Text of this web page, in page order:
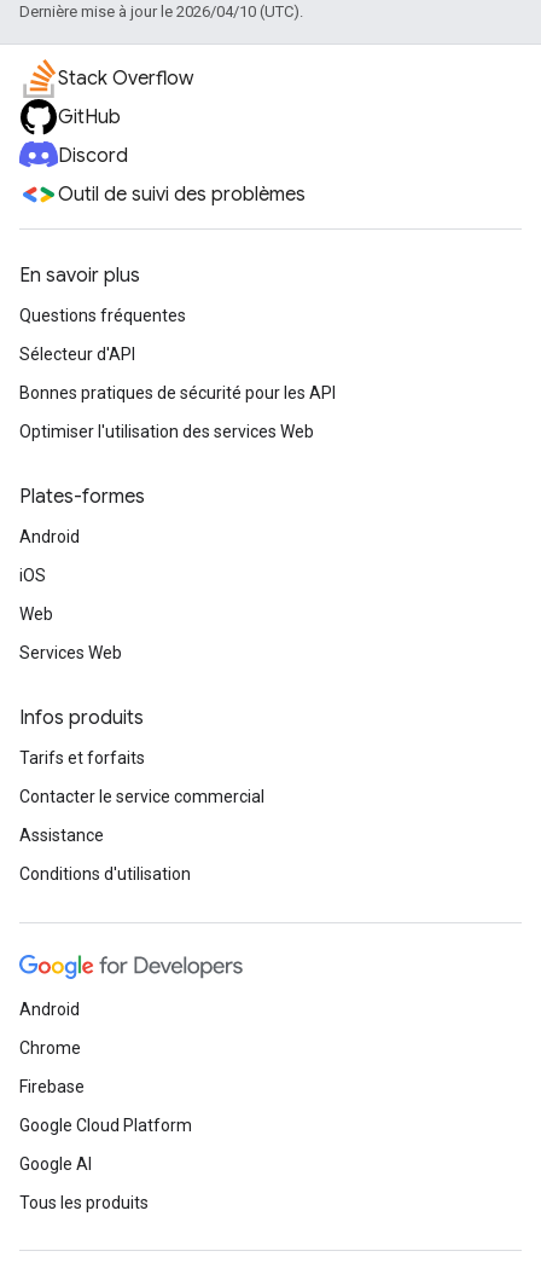
Dernière mise à jour le 2026/04/10 (UTC).
Stack Overflow
GitHub
Discord
Outil de suivi des problèmes
En savoir plus
Questions fréquentes
Sélecteur d'API
Bonnes pratiques de sécurité pour les API
Optimiser l'utilisation des services Web
Plates-formes
Android
iOS
Web
Services Web
Infos produits
Tarifs et forfaits
Contacter le service commercial
Assistance
Conditions d'utilisation
Android
Chrome
Firebase
Google Cloud Platform
Google AI
Tous les produits